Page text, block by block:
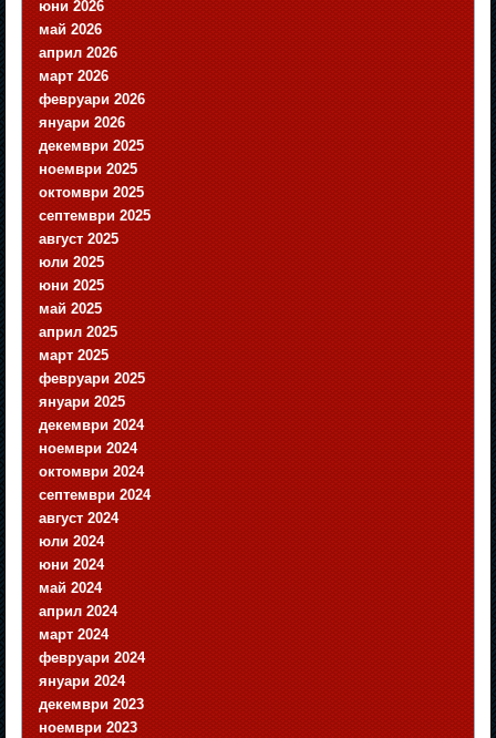
юни 2026
май 2026
април 2026
март 2026
февруари 2026
януари 2026
декември 2025
ноември 2025
октомври 2025
септември 2025
август 2025
юли 2025
юни 2025
май 2025
април 2025
март 2025
февруари 2025
януари 2025
декември 2024
ноември 2024
октомври 2024
септември 2024
август 2024
юли 2024
юни 2024
май 2024
април 2024
март 2024
февруари 2024
януари 2024
декември 2023
ноември 2023